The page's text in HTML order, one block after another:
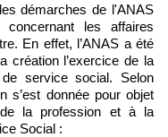
démarches de l'ANAS
concernant les affaires
En effet, l’ANAS a été
création l’exercice de la
de service social. Selon
s’est donnée pour objet
de la profession et à la
Social :